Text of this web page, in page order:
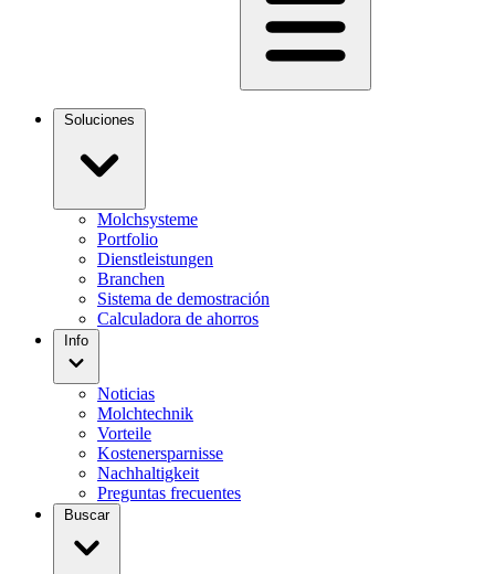
Soluciones
Molchsysteme
Portfolio
Dienstleistungen
Branchen
Sistema de demostración
Calculadora de ahorros
Info
Noticias
Molchtechnik
Vorteile
Kostenersparnisse
Nachhaltigkeit
Preguntas frecuentes
Buscar